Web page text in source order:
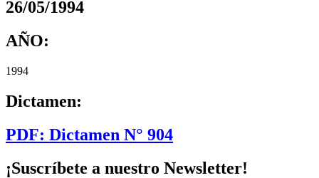
26/05/1994
AÑO:
1994
Dictamen:
PDF: Dictamen N° 904
¡Suscríbete a nuestro Newsletter!